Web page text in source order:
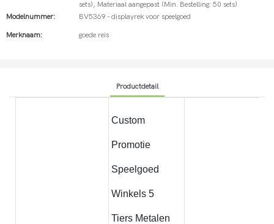
sets), Materiaal aangepast (Min. Bestelling: 50 sets)
Modelnummer:
BV5369 - displayrek voor speelgoed
Merknaam: goede reis
Productdetail
Custom
Promotie
Speelgoed
Winkels 5
Tiers Metalen